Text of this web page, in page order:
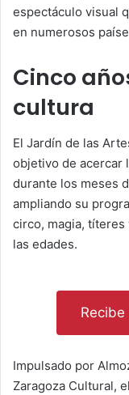
espectáculo visual
en numerosos
Cinco
cultura
El Jardín de las
objetivo de acercar
durante los meses
ampliando su
circo, magia,
las edades.
Impulsado por
Zaragoza Cultural,